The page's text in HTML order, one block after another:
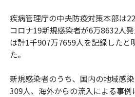
疾病管理庁の中央防疫対策本部は
コロナ19新規感染者が6万8632人
は計1千907万7659人を記録したと
た。
新規感染者のうち、国内の地域感
309人、海外からの流入によ